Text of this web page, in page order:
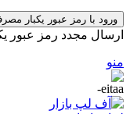
ورود با رمز عبور یکبار
ارسال مجدد رمز عبور
منو